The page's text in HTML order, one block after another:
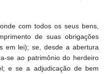
com todos os seus bens,
de suas obrigações
em lei); se, desde a abertura
se ao patrimônio do herdeiro
e se a adjudicação de bem